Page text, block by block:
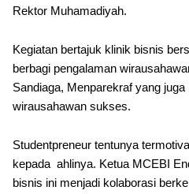
Rektor Muhamadiyah.
Kegiatan bertajuk klinik bisnis
berbagi pengalaman
Sandiaga, Menparekraf yang
wirausahawan sukses.
Studentpreneur tentunya
kepada ahlinya. Ketua MCEBI
bisnis ini menjadi kolaborasi